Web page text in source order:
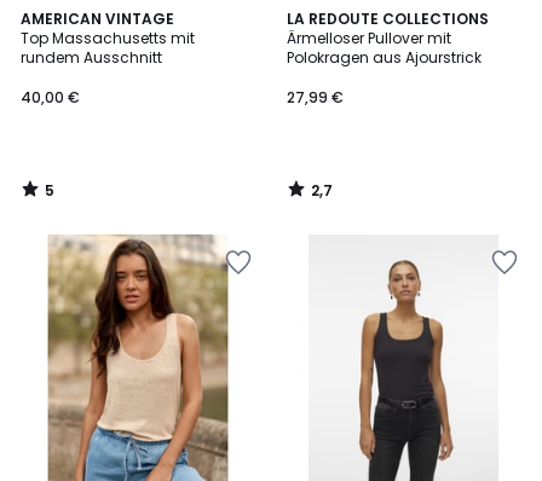
AMERICAN VINTAGE
Top Massachusetts mit
rundem Ausschnitt
40,00 €
5
/
5
5
/
LA REDOUTE COLLECTIONS
Ärmelloser Pullover mit
Polokragen aus Ajourstrick
27,99 €
2,7
/ 5
2,7
/